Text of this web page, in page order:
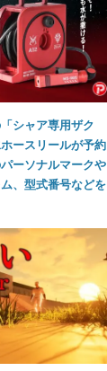
シャア専用ザク
ースリールが予約
ーソナルマークや
、型式番号などを